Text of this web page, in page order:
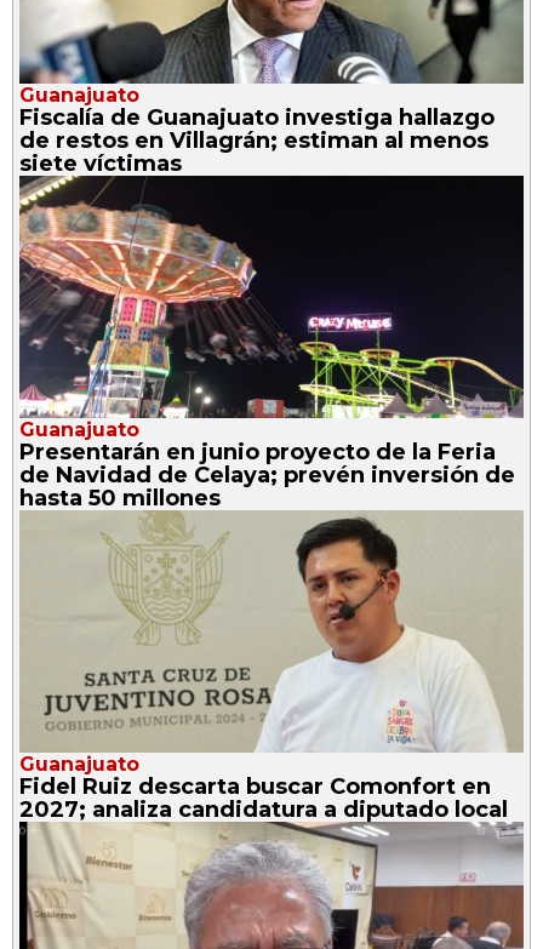
Guanajuato
Fiscalía de Guanajuato investiga hallazgo
de restos en Villagrán; estiman al menos
siete víctimas
Guanajuato
Presentarán en junio proyecto de la Feria
de Navidad de Celaya; prevén inversión de
hasta 50 millones
Guanajuato
Fidel Ruiz descarta buscar Comonfort en
2027; analiza candidatura a diputado local